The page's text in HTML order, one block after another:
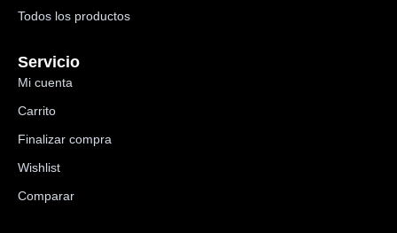
Todos los productos
Servicio
Mi cuenta
Carrito
Finalizar compra
Wishlist
Comparar